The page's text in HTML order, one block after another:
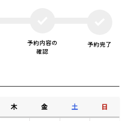
予約内容の
確認
予約完了
木 金 土 日